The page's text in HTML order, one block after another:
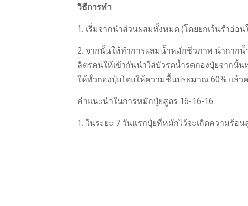
วิธีการทำ
1. เริ่มจากนำส่วนผสมทั้งหมด (โดยยกเว้นรำอ่อ
2. จากนั้นให้ทำการผสมน้ำหมักชีวภาพ นำกาก
ลิตรคนให้เข้ากันนำใส่บัวรดน้ำรดกองปุ๋ยจากนั้
ให้ทั่วกองปุ๋ยโดยให้ความชื้นประมาณ 60% แล้ว
คำแนะนำในการหมักปุ๋ยสูตร 16-16-16
1. ในระยะ 7 วันแรกปุ๋ยที่หมักไว้จะเกิดความร้อ